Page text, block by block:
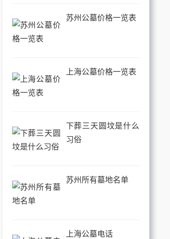
苏州公墓价格一览表
上海公墓价格一览表
下葬三天圆坟是什么
习俗
苏州所有墓地名单
上海公墓电话